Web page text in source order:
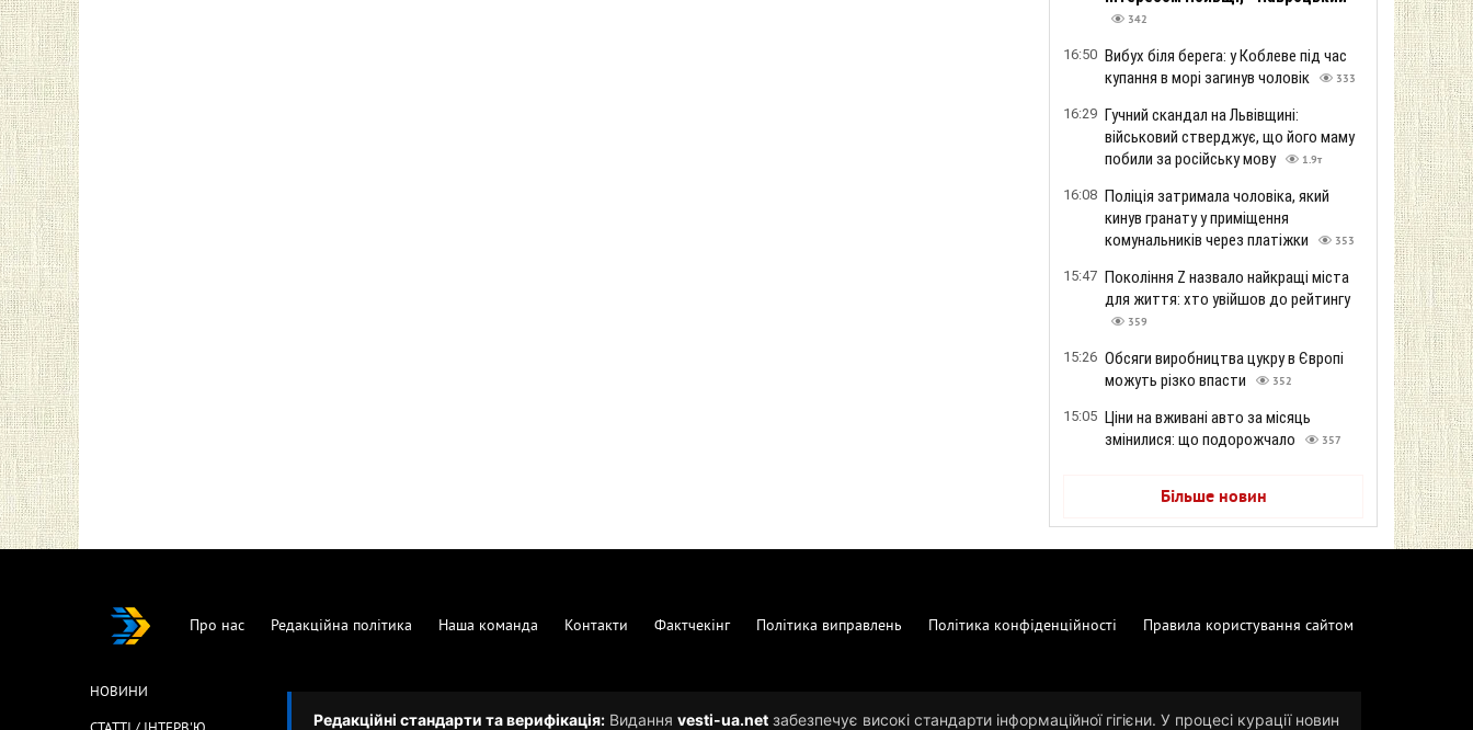
342
16:50 Вибух біля берега: у Коблеве під час
купання в морі загинув чоловік
333
16:29 Гучний скандал на Львівщині:
військовий стверджує, що його маму
побили за російську мову
1.9т
16:08 Поліція затримала чоловіка, який
кинув гранату у приміщення
комунальників через платіжки
353
15:47 Покоління Z назвало найкращі міста
для життя: хто увійшов до рейтингу
359
15:26 Обсяги виробництва цукру в Європі
можуть різко впасти
352
15:05 Ціни на вживані авто за місяць
змінилися: що подорожчало
357
Більше новин
Про нас Редакційна політика Наша команда Контакти Фактчекінг Політика виправлень Політика конфіденційності Правила користування сайтом
НОВИНИ
Редакційні стандарти та верифікація: Видання vesti-ua.net забезпечує високі стандарти інформаційної гігієни. У процесі курації новин